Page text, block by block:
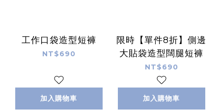
工作口袋造型短褲
NT$690
加入購物車
限時【單件8折】側邊
大貼袋造型闊腿短褲
NT$690
加入購物車